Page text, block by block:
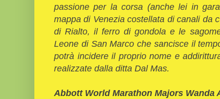
passione per la corsa (anche lei in
mappa di Venezia costellata di canali da
di Rialto, il ferro di gondola e le
Leone di San Marco che sancisce il
potrà incidere il proprio nome e
realizzate dalla ditta Dal Mas.
Abbott World Marathon Majors Wanda